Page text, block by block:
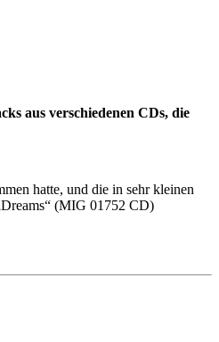
aus verschiedenen CDs, die
hatte, und die in sehr kleinen
(MIG 01752 CD)